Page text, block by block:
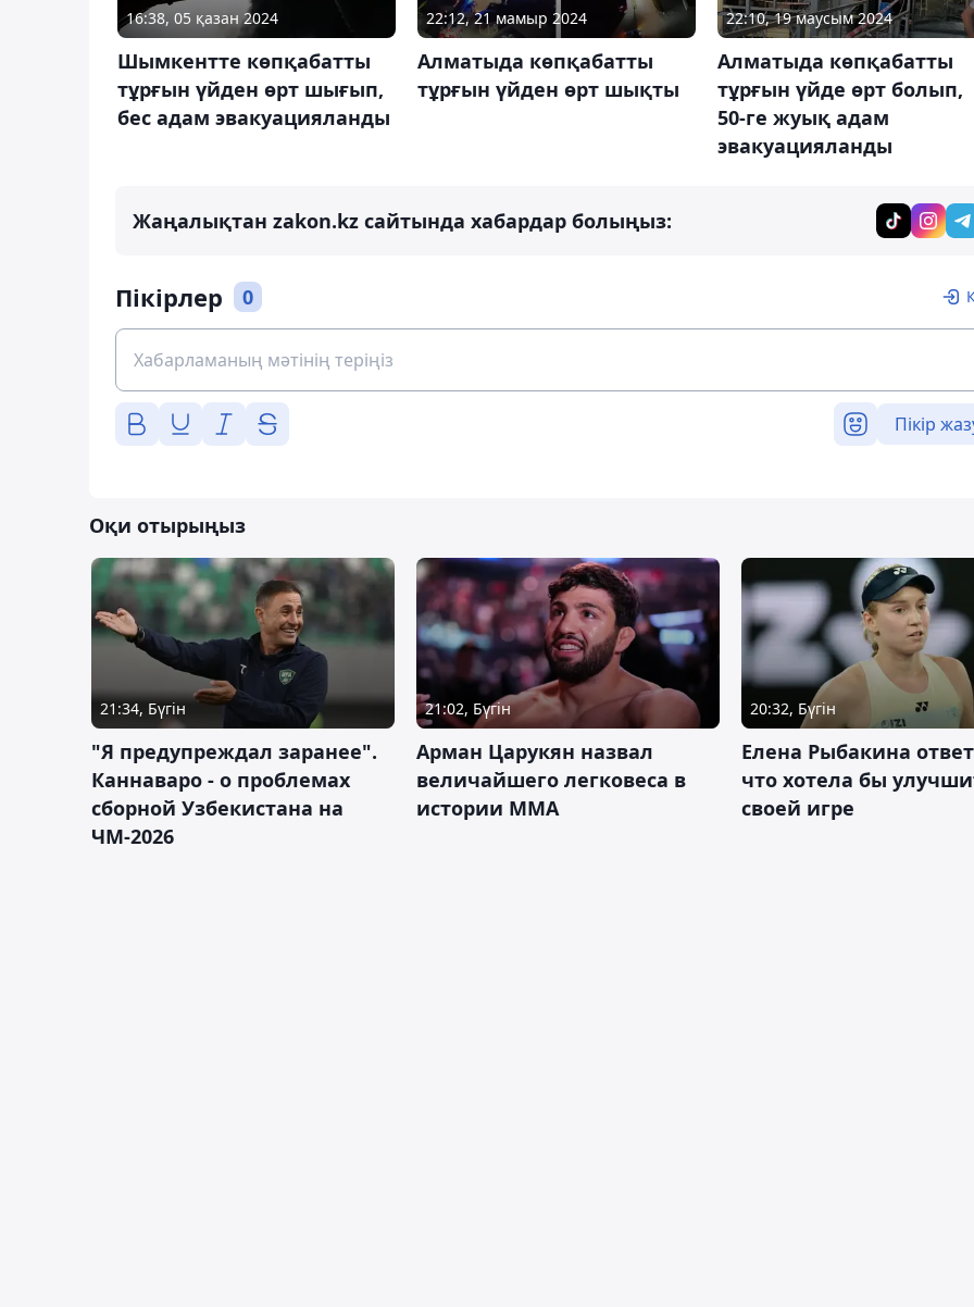
16:38, 05 қазан 2024
Шымкентте көпқабатты
тұрғын үйден өрт шығып,
бес адам эвакуацияланды
22:12, 21 мамыр 2024
Алматыда көпқабатты
тұрғын үйден өрт шықты
22:10, 19 маусым 2024
Алматыда көпқабатты
тұрғын үйде өрт болып,
50-ге жуық адам
эвакуацияланды
Жаңалықтан zakon.kz сайтында хабардар болыңыз:
Пікірлер 0
Пікір
Оқи отырыңыз
21:34, Бүгін
"Я предупреждал заранее".
Каннаваро - о проблемах
сборной Узбекистана на
ЧМ-2026
21:02, Бүгін
Арман Царукян назвал
величайшего легковеса в
истории ММА
20:32, Бүгін
Елена Рыбакина
что хотела бы
своей игре